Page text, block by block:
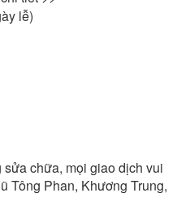
lễ)
chữa, mọi giao dịch vui
Tông Phan, Khương Trung,